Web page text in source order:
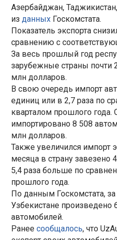
Азербайджан,
изданных Госкомстата.
Показатель экспорта
сравнению с
За весь прошлый год
зарубежные страны почти
млн долларов.
В свою очередь импорт
единиц или в 2,7 раза по
кварталом прошлого года.
импортировано 8 508
млн долларов.
Также увеличился импорт
месяца в страну завезено
5,4 раза больше по
прошлого года.
По данным Госкомстата,
Узбекистане произведено
автомобилей.
Ранеесообщалось, что